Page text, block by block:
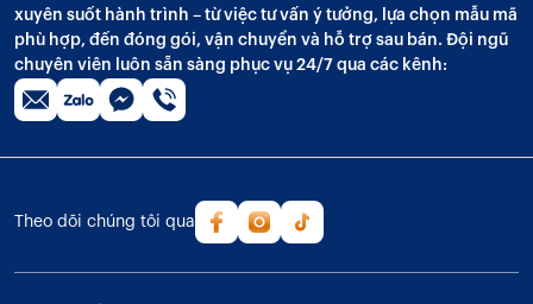
xuyên suốt hành trình – từ việc tư vấn ý tưởng, lựa chọn mẫu mã
phù hợp, đến đóng gói, vận chuyển và hỗ trợ sau bán. Đội ngũ
chuyên viên luôn sẵn sàng phục vụ 24/7 qua các kênh:
Theo dõi chúng tôi qua